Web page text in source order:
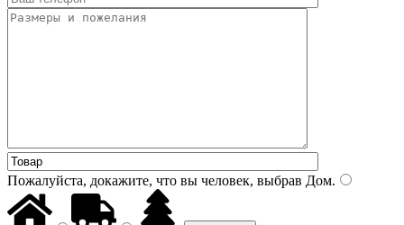
Пожалуйста, докажите, что вы человек, выбрав Дом.